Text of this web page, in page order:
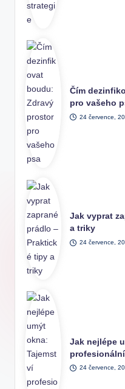
Čím
pro vašeho
24 července,
Jak vyprat
a triky
24 července,
Jak nejlépe
24 července,